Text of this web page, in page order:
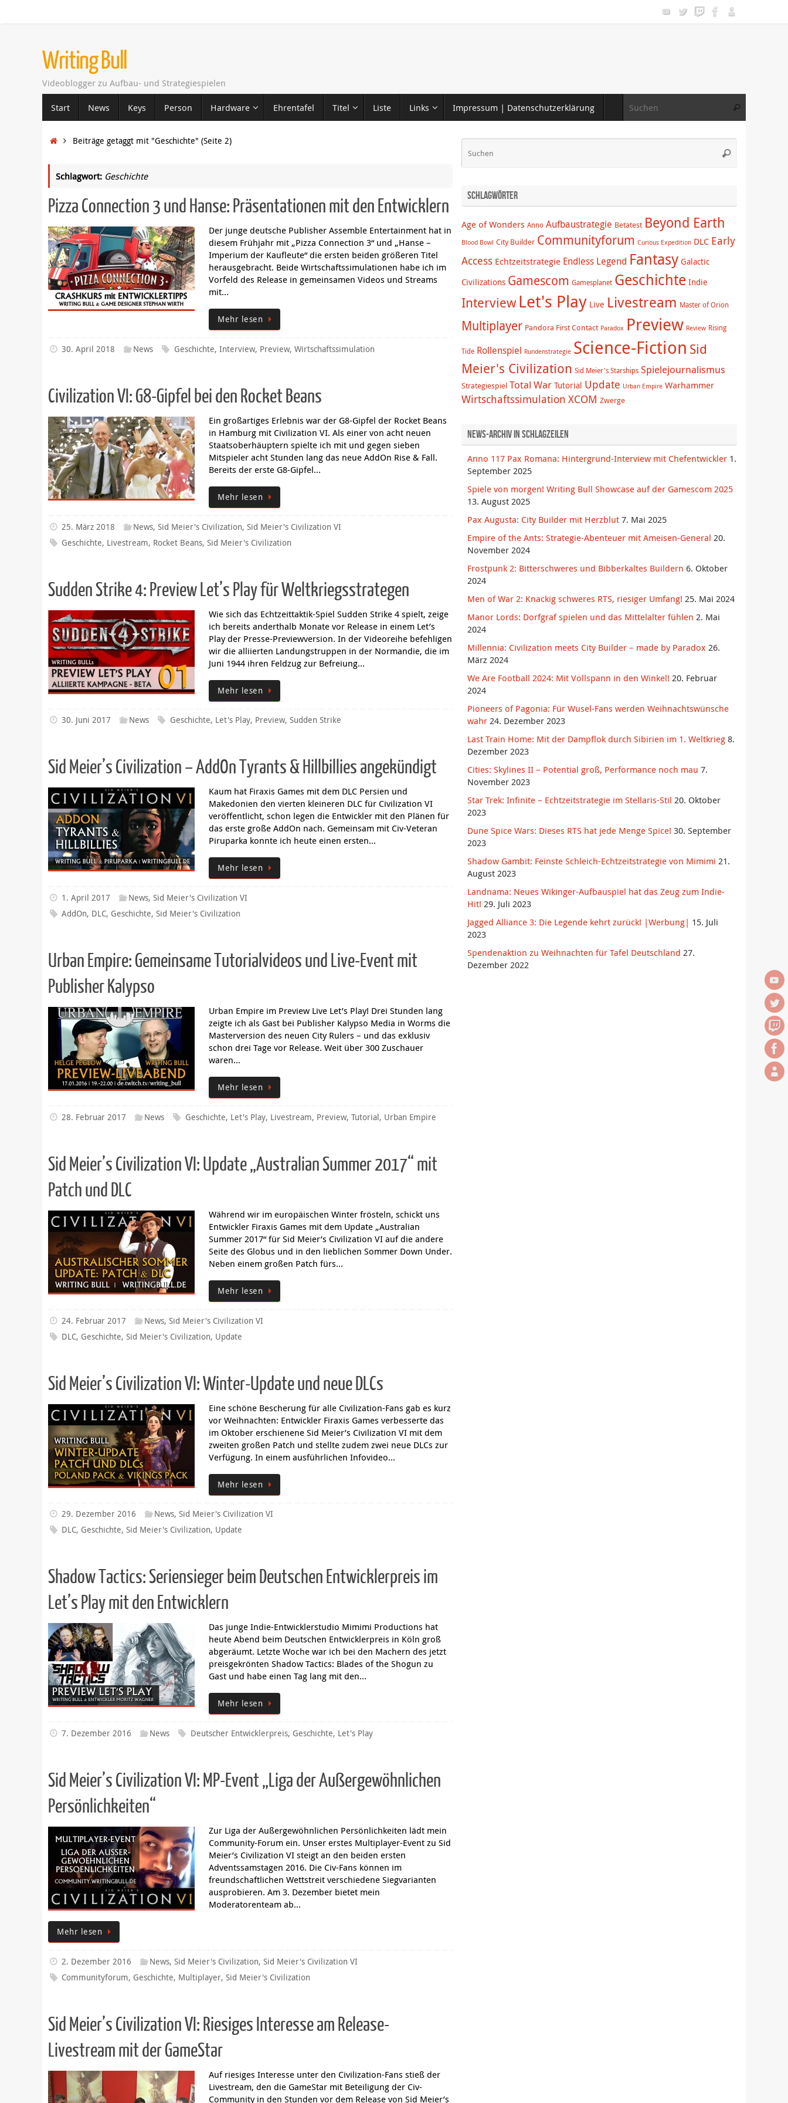
Writing Bull
Videoblogger zu Aufbau- und Strategiespielen
Inhalt
springen
Start News Keys Person Hardware Ehrentafel Titel Liste Links Impressum | Datenschutzerklärung Suchen
Startseite
Beiträge getaggt mit "Geschichte" (Seite 2)
Schlagwort: Geschichte
Pizza Connection 3 und Hanse: Präsentationen mit den Entwicklern
Der junge deutsche Publisher Assemble Entertainment hat in
diesem Frühjahr mit „Pizza Connection 3“ und „Hanse –
Imperium der Kaufleute“ die ersten beiden größeren Titel
herausgebracht. Beide Wirtschaftssimulationen habe ich im
Vorfeld des Release in gemeinsamen Videos und Streams
mit…
Mehr lesen
30. April 2018 News Geschichte, Interview, Preview, Wirtschaftssimulation
Civilization VI: G8-Gipfel bei den Rocket Beans
Ein großartiges Erlebnis war der G8-Gipfel der Rocket Beans
in Hamburg mit Civilization VI. Als einer von acht neuen
Staatsoberhäuptern spielte ich mit und gegen sieben
Mitspieler acht Stunden lang das neue AddOn Rise & Fall.
Bereits der erste G8-Gipfel…
Mehr lesen
25. März 2018 News,Sid Meier's Civilization,Sid Meier's Civilization VI
Geschichte, Livestream, Rocket Beans,Sid Meier's Civilization
Sudden Strike 4: Preview Let’s Play für Weltkriegsstrategen
Wie sich das Echtzeittaktik-Spiel Sudden Strike 4 spielt, zeige
ich bereits anderthalb Monate vor Release in einem Let’s
Play der Presse-Previewversion. In der Videoreihe befehligen
wir die alliierten Landungstruppen in der Normandie, die im
Juni 1944 ihren Feldzug zur Befreiung…
Mehr lesen
30. Juni 2017 News Geschichte, Let's Play, Preview, Sudden Strike
Sid Meier’s Civilization – AddOn Tyrants & Hillbillies angekündigt
Kaum hat Firaxis Games mit dem DLC Persien und
Makedonien den vierten kleineren DLC für Civilization VI
veröffentlicht, schon legen die Entwickler mit den Plänen für
das erste große AddOn nach. Gemeinsam mit Civ-Veteran
Piruparka konnte ich heute einen ersten…
Mehr lesen
1. April 2017 News,Sid Meier's Civilization VI
AddOn, DLC, Geschichte,Sid Meier's Civilization
Urban Empire: Gemeinsame Tutorialvideos und Live-Event mit
Publisher Kalypso
Urban Empire im Preview Live Let’s Play! Drei Stunden lang
zeigte ich als Gast bei Publisher Kalypso Media in Worms die
Masterversion des neuen City Rulers – und das exklusiv
schon drei Tage vor Release. Weit über 300 Zuschauer
waren…
Mehr lesen
28. Februar 2017 News Geschichte, Let's Play, Livestream, Preview, Tutorial, Urban Empire
Sid Meier’s Civilization VI: Update „Australian Summer 2017“ mit
Patch und DLC
Während wir im europäischen Winter frösteln, schickt uns
Entwickler Firaxis Games mit dem Update „Australian
Summer 2017“ für Sid Meier’s Civilization VI auf die andere
Seite des Globus und in den lieblichen Sommer Down Under.
Neben einem großen Patch fürs…
Mehr lesen
24. Februar 2017 News,Sid Meier's Civilization VI
DLC, Geschichte,Sid Meier's Civilization, Update
Sid Meier’s Civilization VI: Winter-Update und neue DLCs
Eine schöne Bescherung für alle Civilization-Fans gab es kurz
vor Weihnachten: Entwickler Firaxis Games verbesserte das
im Oktober erschienene Sid Meier’s Civilization VI mit dem
zweiten großen Patch und stellte zudem zwei neue DLCs zur
Verfügung. In einem ausführlichen Infovideo…
Mehr lesen
29. Dezember 2016 News,Sid Meier's Civilization VI
DLC, Geschichte,Sid Meier's Civilization, Update
Shadow Tactics: Seriensieger beim Deutschen Entwicklerpreis im
Let’s Play mit den Entwicklern
Das junge Indie-Entwicklerstudio Mimimi Productions hat
heute Abend beim Deutschen Entwicklerpreis in Köln groß
abgeräumt. Letzte Woche war ich bei den Machern des jetzt
preisgekrönten Shadow Tactics: Blades of the Shogun zu
Gast und habe einen Tag lang mit den…
Mehr lesen
7. Dezember 2016 News Deutscher Entwicklerpreis, Geschichte, Let's Play
Sid Meier’s Civilization VI: MP-Event „Liga der Außergewöhnlichen
Persönlichkeiten“
Zur Liga der Außergewöhnlichen Persönlichkeiten lädt mein
Community-Forum ein. Unser erstes Multiplayer-Event zu Sid
Meier’s Civilization VI steigt an den beiden ersten
Adventssamstagen 2016. Die Civ-Fans können im
freundschaftlichen Wettstreit verschiedene Siegvarianten
ausprobieren. Am 3. Dezember bietet mein
Moderatorenteam ab…
Mehr lesen
2. Dezember 2016 News,Sid Meier's Civilization,Sid Meier's Civilization VI
Communityforum, Geschichte, Multiplayer,Sid Meier's Civilization
Sid Meier’s Civilization VI: Riesiges Interesse am Release-
Livestream mit der GameStar
Auf riesiges Interesse unter den Civilization-Fans stieß der
Livestream, den die GameStar mit Beteiligung der Civ-
Community in den Stunden vor dem Release von Sid Meier’s
Suchen
Schlagwörter
Age of Wonders Anno Aufbaustrategie Betatest Beyond Earth
Blood Bowl City Builder Communityforum Curious Expedition DLC Early
Access Echtzeitstrategie Endless Legend Fantasy Galactic
Civilizations Gamescom Gamesplanet Geschichte Indie
Interview Let's Play Live Livestream Master of Orion
Multiplayer Pandora First Contact Paradox Preview Review Rising
Tide Rollenspiel Rundenstrategie Science-Fiction Sid
Meier's Civilization Sid Meier's Starships Spielejournalismus
Strategiespiel Total War Tutorial Update Urban Empire Warhammer
Wirtschaftssimulation XCOM Zwerge
News-Archiv in Schlagzeilen
Anno 117 Pax Romana: Hintergrund-Interview mit Chefentwickler 1.
September 2025
Spiele von morgen! Writing Bull Showcase auf der Gamescom 2025
13. August 2025
Pax Augusta: City Builder mit Herzblut 7. Mai 2025
Empire of the Ants: Strategie-Abenteuer mit Ameisen-General 20.
November 2024
Frostpunk 2: Bitterschweres und Bibberkaltes Buildern 6. Oktober
2024
Men of War 2: Knackig schweres RTS, riesiger Umfang! 25. Mai 2024
Manor Lords: Dorfgraf spielen und das Mittelalter fühlen 2. Mai
2024
Millennia: Civilization meets City Builder – made by Paradox 26.
März 2024
We Are Football 2024: Mit Vollspann in den Winkel! 20. Februar
2024
Pioneers of Pagonia: Für Wusel-Fans werden Weihnachtswünsche
wahr 24. Dezember 2023
Last Train Home: Mit der Dampflok durch Sibirien im 1. Weltkrieg 8.
Dezember 2023
Cities: Skylines II – Potential groß, Performance noch mau 7.
November 2023
Star Trek: Infinite – Echtzeitstrategie im Stellaris-Stil 20. Oktober
2023
Dune Spice Wars: Dieses RTS hat jede Menge Spice! 30. September
2023
Shadow Gambit: Feinste Schleich-Echtzeitstrategie von Mimimi 21.
August 2023
Landnama: Neues Wikinger-Aufbauspiel hat das Zeug zum Indie-
Hit! 29. Juli 2023
Jagged Alliance 3: Die Legende kehrt zurück! |Werbung| 15. Juli
2023
Spendenaktion zu Weihnachten für Tafel Deutschland 27.
Dezember 2022